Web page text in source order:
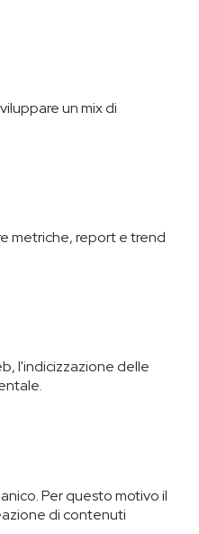
un mix di
metriche, report e trend
l'indicizzazione delle
Per questo motivo il
di contenuti